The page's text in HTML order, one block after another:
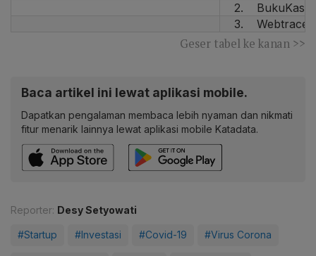
2. BukuKas
3. Webtrace
Geser tabel ke kanan >>
Baca artikel ini lewat aplikasi mobile.
Dapatkan pengalaman membaca lebih nyaman dan nikmati
fitur menarik lainnya lewat aplikasi mobile Katadata.
Reporter: Desy Setyowati
#Startup #Investasi #Covid-19 #Virus Corona